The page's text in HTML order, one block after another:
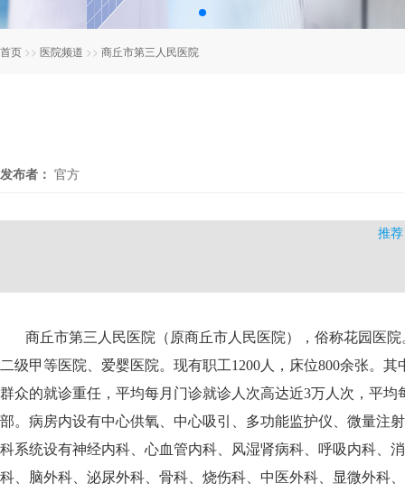
首页 >> 医院频道 >> 商丘市第三人民医院
发布者： 官方
推荐
商丘市第三人民医院（原商丘市人民医院），俗称花园医院
二级甲等医院、爱婴医院。现有职工1200 人，床位800余张。其
群众的就诊重任，平均每月门诊就诊人次高达近3万人次，平均
部。病房内设有中心供氧、中心吸引、多功能监护仪、微量注
科系统设有神经内科、心血管内科、风湿肾病科、呼吸内科、
科、脑外科、泌尿外科、骨科、烧伤科、中医外科、显微外科